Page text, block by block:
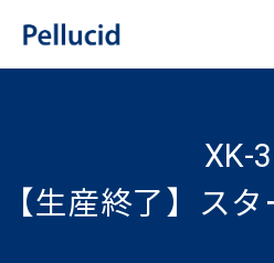
XK-
【生産終了】ス